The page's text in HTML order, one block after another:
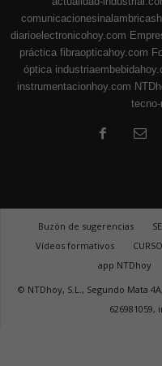
diarioelectronicohoy.com
práctica fibraopticahoy.com
óptica
instrumentacionhoy.com
Buzón de sugerencias
Vídeos formativos
app NTDhoy
© NTDhoy, S.L., Segundo Mata